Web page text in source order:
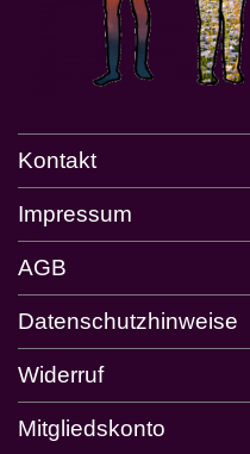
Kontakt
Impressum
AGB
Datenschutzhinweise
Widerruf
Mitgliedskonto